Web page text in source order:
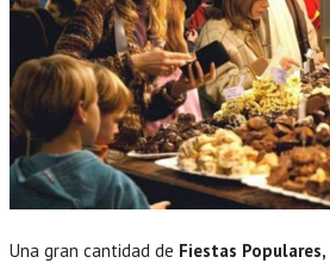
Una gran cantidad de Fiestas Populares,